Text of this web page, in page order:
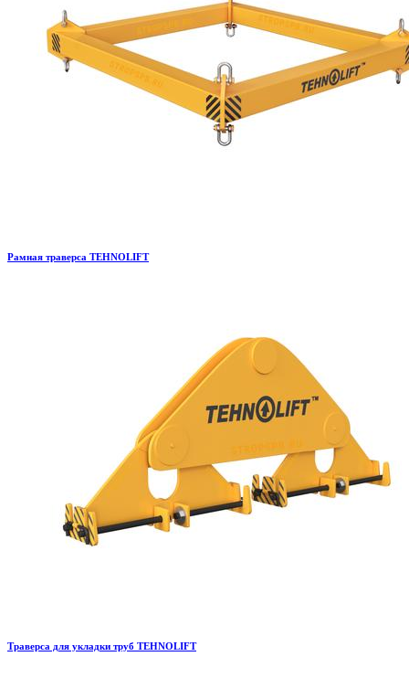
Рамная траверса TEHNOLIFT
Траверса для укладки труб TEHNOLIFT